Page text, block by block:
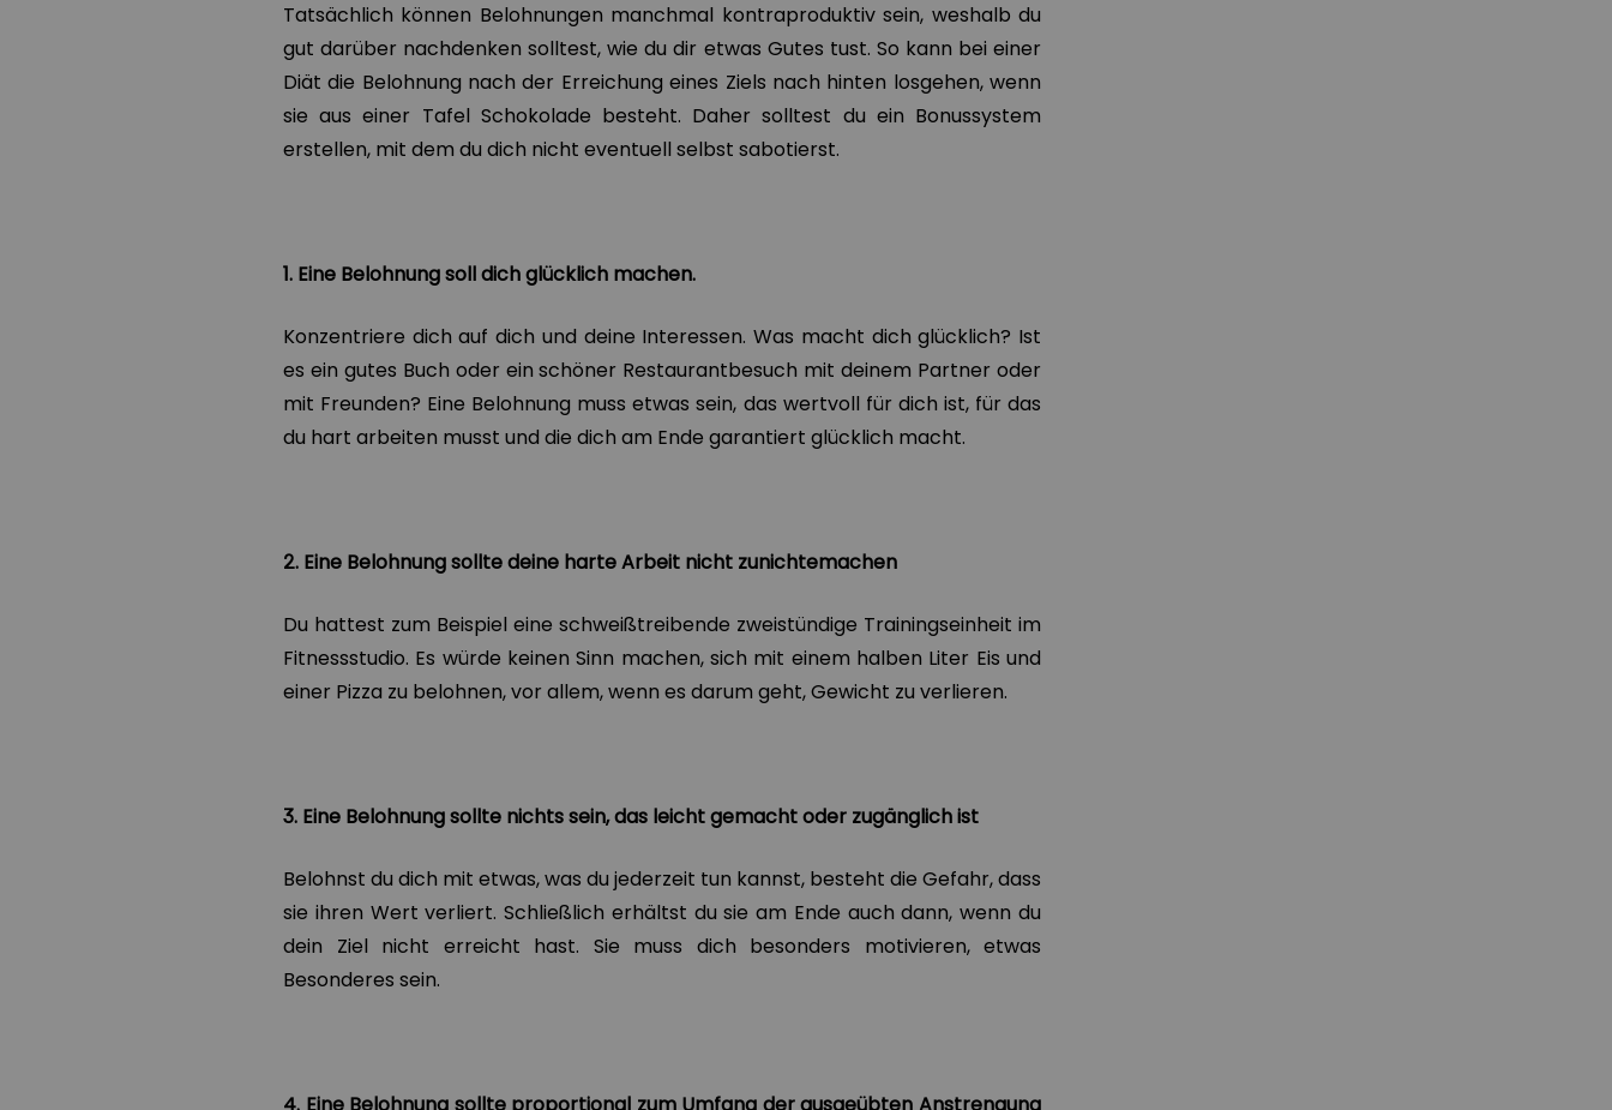
Tatsächlich können Belohnungen manchmal kontraproduktiv sein, weshalb du
gut darüber nachdenken solltest, wie du dir etwas Gutes tust. So kann bei einer
Diät die Belohnung nach der Erreichung eines Ziels nach hinten losgehen, wenn
sie aus einer Tafel Schokolade besteht. Daher solltest du ein Bonussystem
erstellen, mit dem du dich nicht eventuell selbst sabotierst.
1. Eine Belohnung soll dich glücklich machen.
Konzentriere dich auf dich und deine Interessen. Was macht dich glücklich? Ist
es ein gutes Buch oder ein schöner Restaurantbesuch mit deinem Partner oder
mit Freunden? Eine Belohnung muss etwas sein, das wertvoll für dich ist, für das
du hart arbeiten musst und die dich am Ende garantiert glücklich macht.
2. Eine Belohnung sollte deine harte Arbeit nicht zunichtemachen
Du hattest zum Beispiel eine schweißtreibende zweistündige Trainingseinheit im
Fitnessstudio. Es würde keinen Sinn machen, sich mit einem halben Liter Eis und
einer Pizza zu belohnen, vor allem, wenn es darum geht, Gewicht zu verlieren.
3. Eine Belohnung sollte nichts sein, das leicht gemacht oder zugänglich ist
Belohnst du dich mit etwas, was du jederzeit tun kannst, besteht die Gefahr, dass
sie ihren Wert verliert. Schließlich erhältst du sie am Ende auch dann, wenn du
dein Ziel nicht erreicht hast. Sie muss dich besonders motivieren, etwas
Besonderes sein.